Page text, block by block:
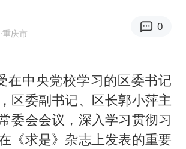
·重庆市
0
在中央党校学习的区委书记
区委副书记、区长郭小萍主
委会会议，深入学习贯彻习
《求是》杂志上发表的重要